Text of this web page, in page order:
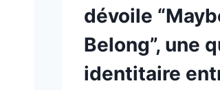
dévoile
Belong”, une
identitaire